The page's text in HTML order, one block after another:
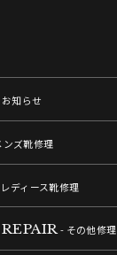
知らせ
ンズ靴修理
ディース靴修理
- その他修理